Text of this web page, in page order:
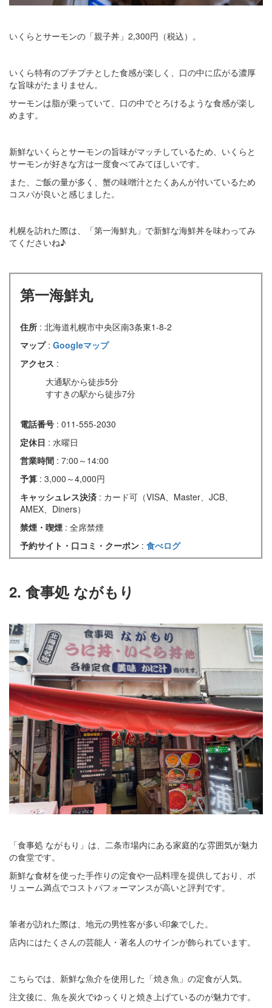
いくらとサーモンの「親子丼」2,300円（税込）。
いくら特有のプチプチとした食感が楽しく、口の中に広がる濃厚
な旨味がたまりません。
サーモンは脂が乗っていて、口の中でとろけるような食感が楽し
めます。
新鮮ないくらとサーモンの旨味がマッチしているため、いくらと
サーモンが好きな方は一度食べてみてほしいです。
また、ご飯の量が多く、蟹の味噌汁とたくあんが付いているため
コスパが良いと感じました。
札幌を訪れた際は、「第一海鮮丸」で新鮮な海鮮丼を味わってみ
てくださいね♪
第一海鮮丸
住所 : 北海道札幌市中央区南3条東1-8-2
マップ : Googleマップ
アクセス :
大通駅から徒歩5分
すすきの駅から徒歩7分
電話番号 : 011-555-2030
定休日 : 水曜日
営業時間 : 7:00～14:00
予算 : 3,000～4,000円
キャッシュレス決済 : カード可（VISA、Master、JCB、
AMEX、Diners）
禁煙・喫煙 : 全席禁煙
予約サイト・口コミ・クーポン : 食べログ
2. 食事処 ながもり
「食事処 ながもり」は、二条市場内にある家庭的な雰囲気が魅力
の食堂です。
新鮮な食材を使った手作りの定食や一品料理を提供しており、ボ
リューム満点でコストパフォーマンスが高いと評判です。
筆者が訪れた際は、地元の男性客が多い印象でした。
店内にはたくさんの芸能人・著名人のサインが飾られています。
こちらでは、新鮮な魚介を使用した「焼き魚」の定食が人気。
注文後に、魚を炭火でゆっくりと焼き上げているのが魅力です。